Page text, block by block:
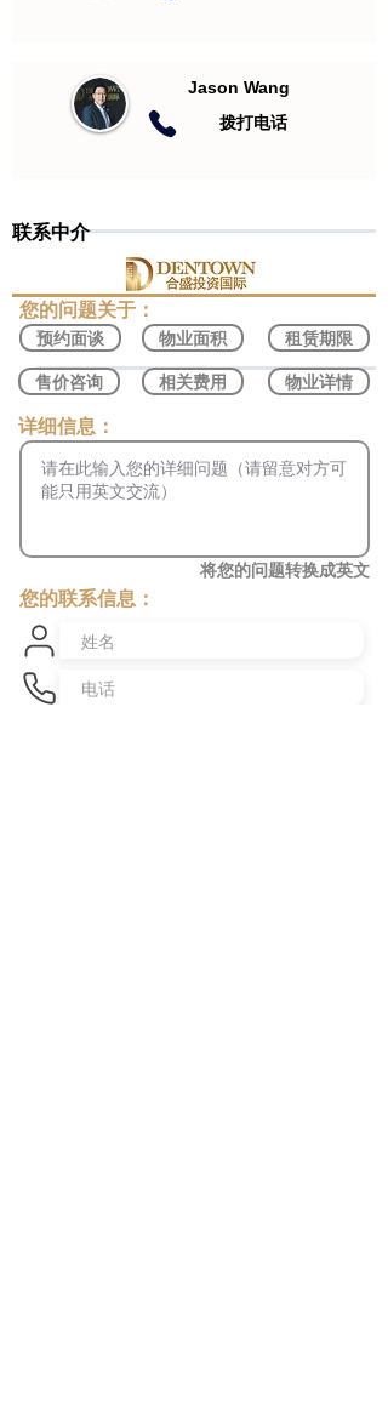
Jason Wang
​拨打电话
联系中介
​您的问题关于：
预约面谈
售价咨询
物业面积
相关费用
租赁期限
物业详情
​详细信息：
将您的问题转换成英文
您的联系信息：